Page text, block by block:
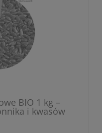
BIO 1 kg –
i kwasów